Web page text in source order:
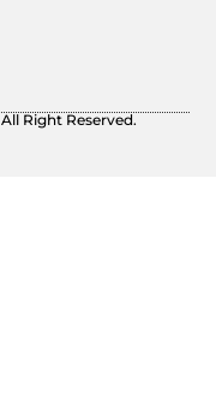
All Right Reserved.